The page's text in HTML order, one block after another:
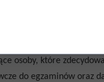
z zakresu
domową swoich
osoby, które
do egzaminów oraz